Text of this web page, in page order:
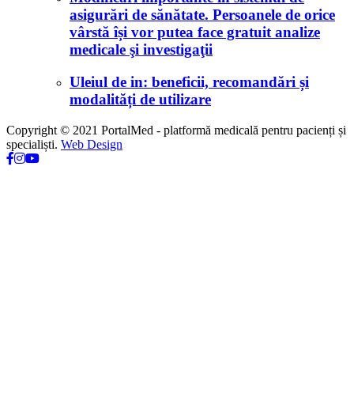
asigurări de sănătate. Persoanele de orice
vârstă își vor putea face gratuit analize
medicale şi investigaţii
Uleiul de in: beneficii, recomandări și
modalități de utilizare
Copyright © 2021 PortalMed - platformă medicală pentru pacienți și
specialiști. Web Design